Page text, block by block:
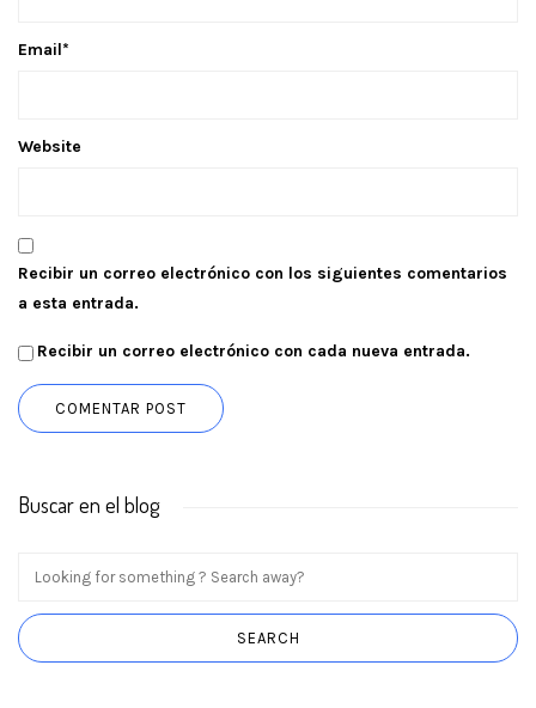
Email*
Website
Recibir un correo electrónico con los siguientes comentarios
a esta entrada.
Recibir un correo electrónico con cada nueva entrada.
Buscar en el blog